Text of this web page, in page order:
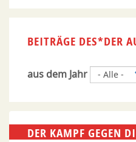
BEITRÄGE DES*DER
aus dem Jahr
DER KAMPF GEGEN